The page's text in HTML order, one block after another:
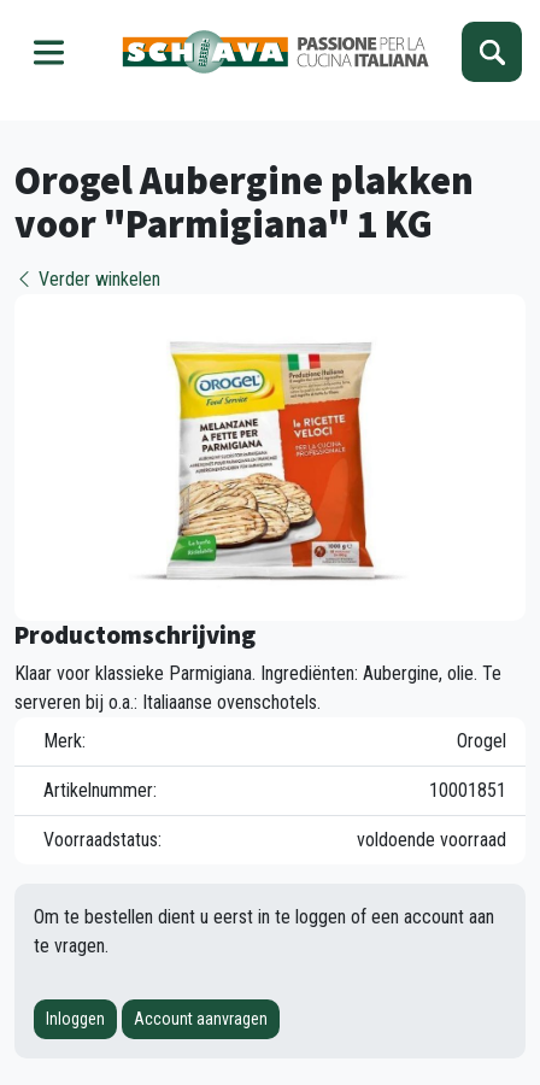
Orogel Aubergine plakken
voor "Parmigiana" 1 KG
Verder winkelen
Productomschrijving
Klaar voor klassieke Parmigiana. Ingrediënten: Aubergine, olie. Te
serveren bij o.a.: Italiaanse ovenschotels.
Merk:
Orogel
Artikelnummer: 10001851
Voorraadstatus: voldoende voorraad
Om te bestellen dient u eerst in te loggen of een account aan
te vragen.
Inloggen Account aanvragen